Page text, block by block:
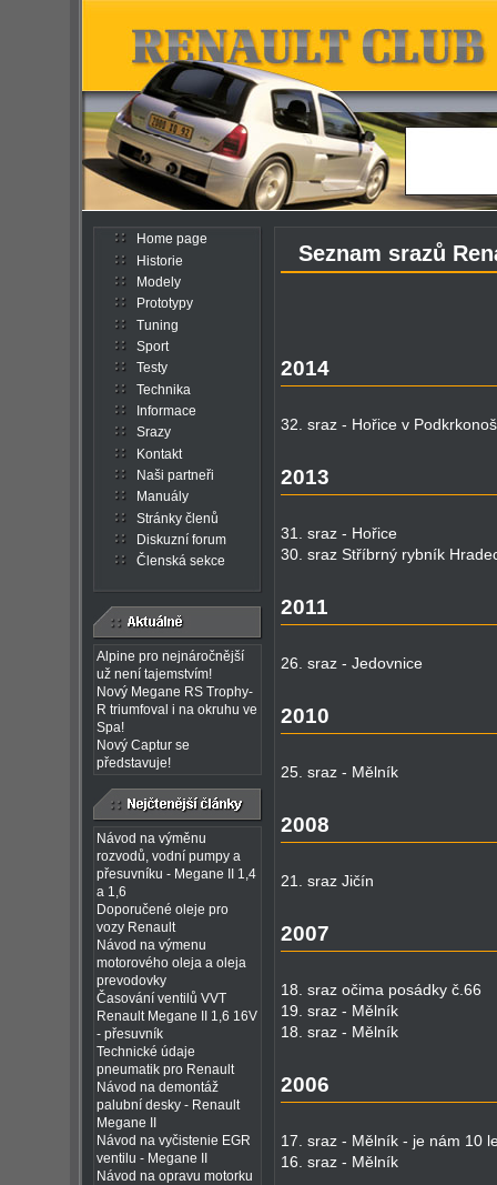
Home page
Historie
Modely
Prototypy
Tuning
Sport
Testy
Technika
Informace
Srazy
Kontakt
Naši partneři
Manuály
Stránky členů
Diskuzní forum
Členská sekce
Alpine pro nejnáročnější
už není tajemstvím!
Nový Megane RS Trophy-
R triumfoval i na okruhu ve
Spa!
Nový Captur se
představuje!
Návod na výměnu
rozvodů, vodní pumpy a
přesuvníku - Megane II 1,4
a 1,6
Doporučené oleje pro
vozy Renault
Návod na výmenu
motorového oleja a oleja
prevodovky
Časování ventilů VVT
Renault Megane II 1,6 16V
- přesuvník
Technické údaje
pneumatik pro Renault
Návod na demontáž
palubní desky - Renault
Megane II
Návod na vyčistenie EGR
ventilu - Megane II
Návod na opravu motorku
Seznam srazů
2014
32. sraz - Hořice v
2013
31. sraz - Hořice
30. sraz Stříbrný rybník
2011
26. sraz - Jedovnice
2010
25. sraz - Mělník
2008
21. sraz Jičín
2007
18. sraz očima posádky č.66
19. sraz - Mělník
18. sraz - Mělník
2006
17. sraz - Mělník - je nám 10
16. sraz - Mělník